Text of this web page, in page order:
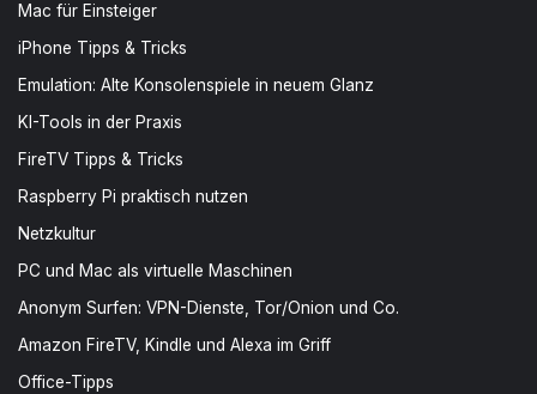
Mac für Einsteiger
iPhone Tipps & Tricks
Emulation: Alte Konsolenspiele in neuem Glanz
KI-Tools in der Praxis
FireTV Tipps & Tricks
Raspberry Pi praktisch nutzen
Netzkultur
PC und Mac als virtuelle Maschinen
Anonym Surfen: VPN-Dienste, Tor/Onion und Co.
Amazon FireTV, Kindle und Alexa im Griff
Office-Tipps